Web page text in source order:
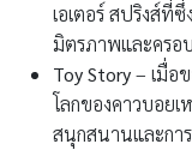
เอเตอร์ สปริงส์ที่
มิตรภาพและครอ
Toy Story– เมื่อ
โลกของคาวบอยเ
สนุกสนานและกา